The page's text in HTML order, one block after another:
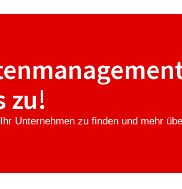
zu!
Unternehmen zu finden und mehr